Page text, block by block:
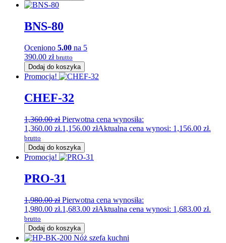
BNS-80
Oceniono 5.00 na 5
390.00 zł brutto
Dodaj do koszyka
Promocja!
CHEF-32
1,360.00zł Pierwotna cena wynosiła:
1,360.00 zł.1,156.00 złAktualna cena wynosi: 1,156.00 zł.
brutto
Dodaj do koszyka
Promocja!
PRO-31
1,980.00zł Pierwotna cena wynosiła:
1,980.00 zł.1,683.00 złAktualna cena wynosi: 1,683.00 zł.
brutto
Dodaj do koszyka